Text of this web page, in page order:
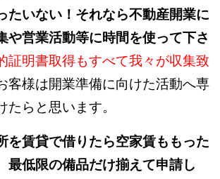
たいない！それなら不動産開業に
や営業活動等に時間を使って下さ
証明書取得もすべて我々が収集致
客様は開業準備に向けた活動へ専
たらと思います。
を賃貸で借りたら空家賃ももった
最低限の備品だけ揃えて申請し